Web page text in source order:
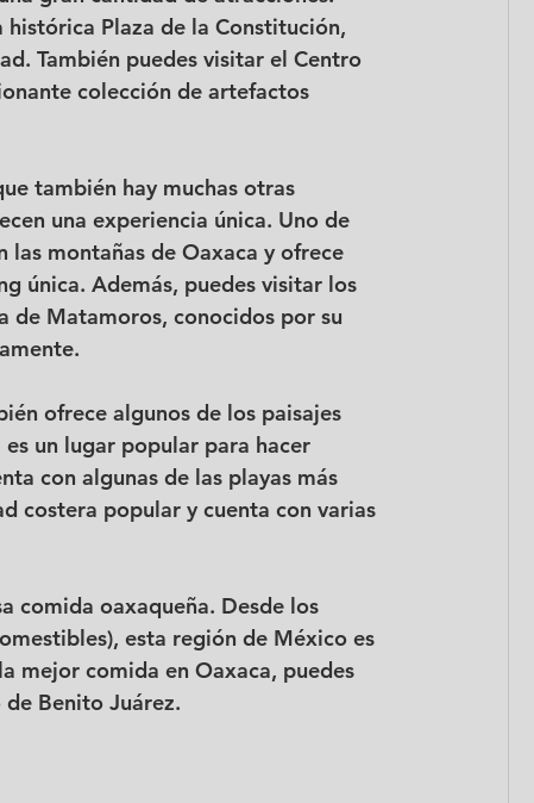
Plaza de la Constitución,
También puedes visitar el Centro
colección de artefactos
también hay muchas otras
una experiencia única. Uno de
las montañas de Oaxaca y ofrece
única. Además, puedes visitar los
de Matamoros, conocidos por su
ofrece algunos de los paisajes
un lugar popular para hacer
con algunas de las playas más
costera popular y cuenta con varias
comida oaxaqueña. Desde los
esta región de México es
mejor comida en Oaxaca, puedes
Benito Juárez.